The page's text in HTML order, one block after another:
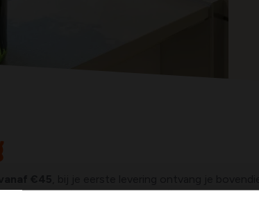
jouw boeketje hoogstpersoonlijk afgeleverd
We zorgen ervoor dat jouw boeketje in alle